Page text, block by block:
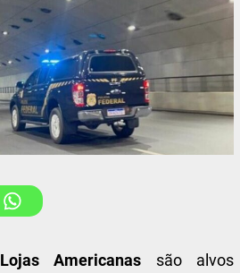
Lojas Americanas são alvos